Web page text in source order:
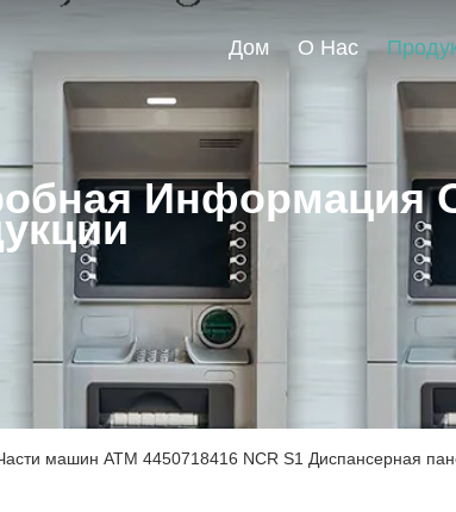
Дом О Нас
Информация
машин ATM 4450718416 NCR S1 Диспансерная